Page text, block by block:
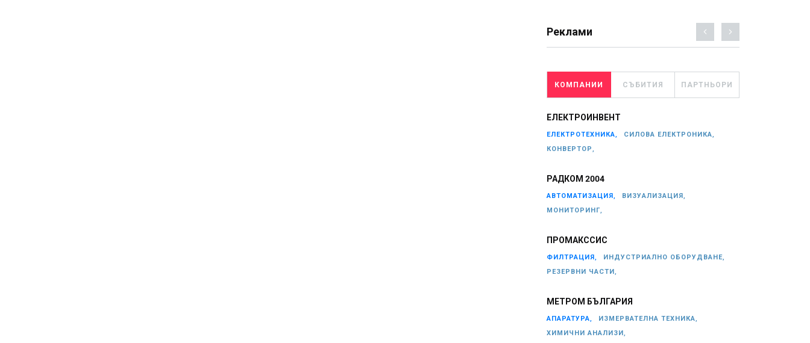
Реклами
КОМПАНИИ СЪБИТИЯ ПАРТНЬОРИ
ЕЛЕКТРОИНВЕНТ
ЕЛЕКТРОТЕХНИКА,
СИЛОВА ЕЛЕКТРОНИКА,
КОНВЕРТОР,
РАДКОМ 2004
АВТОМАТИЗАЦИЯ,
ВИЗУАЛИЗАЦИЯ,
МОНИТОРИНГ,
ПРОМАКССИС
ФИЛТРАЦИЯ,
ИНДУСТРИАЛНО ОБОРУДВАНЕ,
РЕЗЕРВНИ ЧАСТИ,
МЕТРОМ БЪЛГАРИЯ
АПАРАТУРА,
ИЗМЕРВАТЕЛНА ТЕХНИКА,
ХИМИЧНИ АНАЛИЗИ,